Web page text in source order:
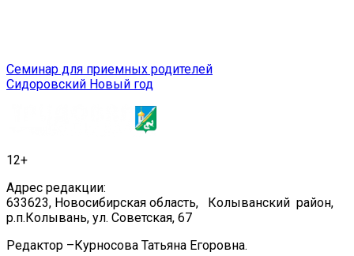
Навигация
по
Семинар для приемных родителей
Сидоровский Новый год
12+
Адрес редакции:
633623, Новосибирская область, Колыванский район,
р.п.Колывань, ул. Советская, 67
Редактор –Курносова Татьяна Егоровна.